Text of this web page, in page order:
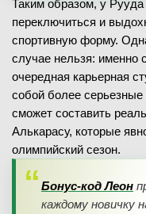
Таким образом, у
переключиться и
спортивную форму.
случае нельзя: именно
очередная карьерная
собой более серьезные
сможет составить
Алькарасу, которые
олимпийский сезон.
Бонус-код Леон
каждому новичку